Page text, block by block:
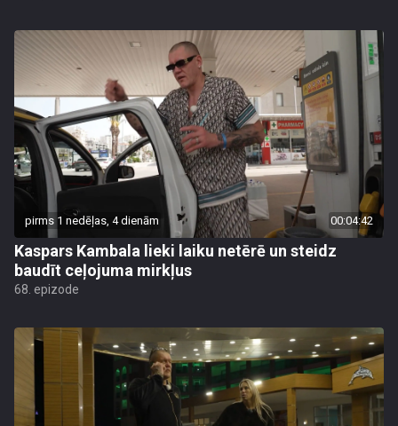
pirms 1 nedēļas, 4 dienām 00:04:42
Kaspars Kambala lieki laiku netērē un steidz
baudīt ceļojuma mirkļus
68. epizode